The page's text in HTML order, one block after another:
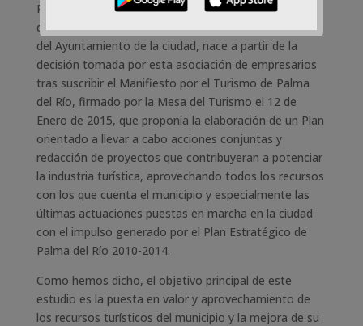
Palma del Río 2015-2019, impulsado por la Asociación
de Empresarios de Palma del Río (EMPA) con el apoyo
del Ayuntamiento de la ciudad, nace a partir de la
decisión tomada por esta asociación de empresarios
tras suscribir el Manifiesto por el Turismo de Palma
del Río, firmado por la Mesa del Turismo el 12 de
Enero de 2015, que proponía la elaboración de un Plan
orientado a llevar a cabo acciones conjuntas y
redacción de proyectos que contribuyeran a potenciar
la industria turística, aprovechando todos los recursos
con los que cuenta el municipio y especialmente las
últimas actuaciones puestas en marcha en la ciudad
con el impulso generado por el Plan Estratégico de
Palma del Río 2010-2014.
Como hemos dicho, el objetivo principal de este
estudio es la puesta en valor y aprovechamiento de
los recursos turísticos del municipio y la mejora de su